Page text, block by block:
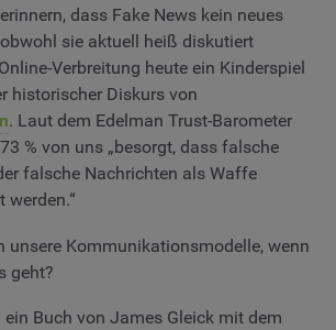
dass Fake News kein neues
sie aktuell heiß diskutiert
Verbreitung heute ein Kinderspiel
historischer Diskurs von
. Laut dem Edelman Trust-Barometer
% von uns „besorgt, dass falsche
falsche Nachrichten als Waffe
unsere Kommunikationsmodelle, wenn
geht?
Buch von James Gleick mit dem